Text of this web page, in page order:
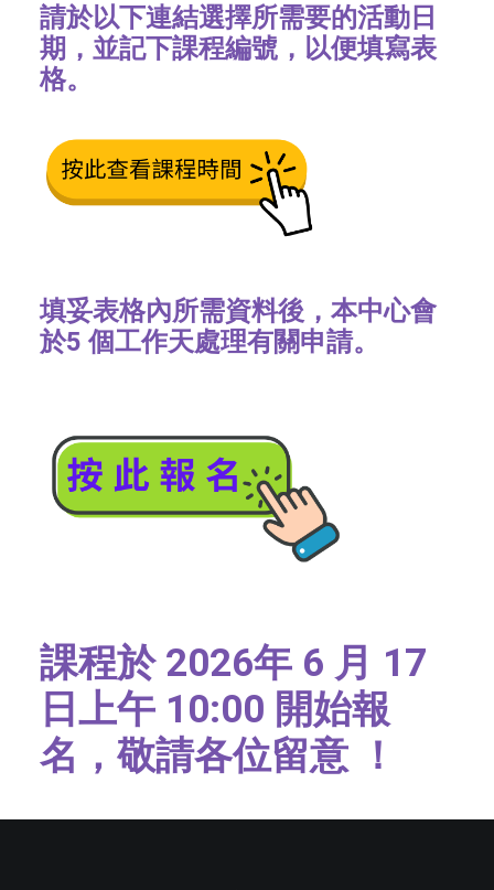
請於以下連結選擇所需要的活動日
期，並記下課程編號，以便填寫表
格。
填妥表格內所需資料後，本中心會
於5 個工作天處理有關申請。
課程於 2026年 6 月 17
日上午 10:00 開始報
名，敬請各位留意 ！